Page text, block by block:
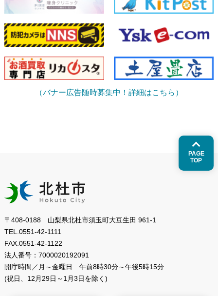
（バナー広告随時募集中！詳細はこちら）
PAGE
TOP
〒408-0188 山梨県北杜市須玉町大豆生田 961-1
TEL. 0551-42-1111
FAX. 0551-42-1122
法人番号： 7000020192091
開庁時間／月～金曜日
午前8時30分～午後5時15分
(祝日、12月29日～1月3日を除く)